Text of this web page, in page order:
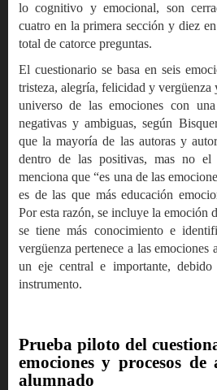
lo cognitivo y emocional, son
cuatro en la primera sección y diez
total de catorce preguntas.
El cuestionario se basa en seis
tristeza, alegría, felicidad y vergüenza
universo de las emociones con
negativas y ambiguas, según
que la mayoría de las autoras y
dentro de las positivas, mas no el
menciona que “es una de las
es de las que más educación
Por esta razón, se incluye la emoción
se tiene más conocimiento e
vergüenza pertenece a las emociones
un eje central e importante,
instrumento.
Prueba piloto del
emociones y procesos
alumnado